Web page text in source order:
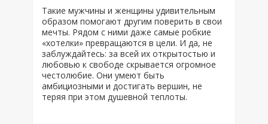
Такие мужчины и женщины удивительным
образом помогают другим поверить в свои
мечты. Рядом с ними даже самые робкие
«хотелки» превращаются в цели. И да, не
заблуждайтесь: за всей их открытостью и
любовью к свободе скрывается огромное
честолюбие. Они умеют быть
амбициозными и достигать вершин, не
теряя при этом душевной теплоты.